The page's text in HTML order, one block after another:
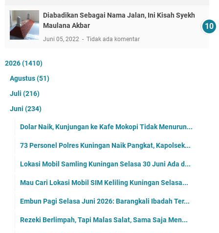
Diabadikan Sebagai Nama Jalan, Ini Kisah Syekh
Maulana Akbar
Juni 05, 2022 Tidak ada komentar
2026(1410)
Agustus(51)
Juli (216)
Juni (234)
Dolar Naik, Kunjungan ke Kafe Mokopi Tidak Menurun...
73 Personel Polres Kuningan Naik Pangkat, Kapolsek...
Lokasi Mobil Samling Kuningan Selasa 30 Juni Ada d...
Mau Cari Lokasi Mobil SIM Keliling Kuningan Selasa...
Embun Pagi Selasa Juni 2026: Barangkali Ibadah Ter...
Rezeki Berlimpah, Tapi Malas Salat, Sama Saja Men...